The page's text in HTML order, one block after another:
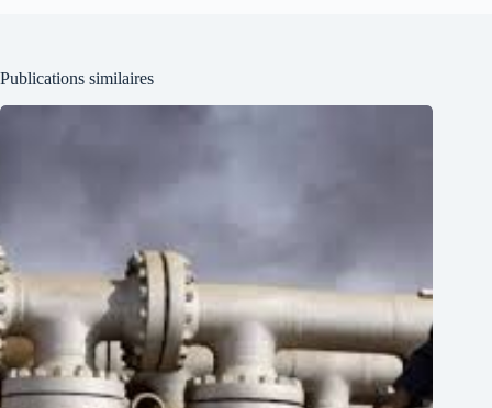
Publications similaires